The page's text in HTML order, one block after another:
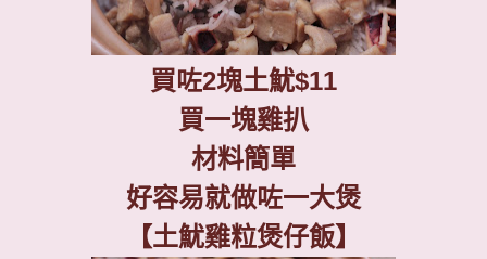
買咗2塊土魷$11
買一塊雞扒
材料簡單
好容易就做咗一大煲
【土魷雞粒煲仔飯】